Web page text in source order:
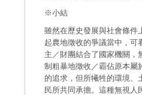
※小結
雖然在歷史發展與社會條件
起農地徵收的爭議當中，可
主／財團結合了國家機關，
制粗暴地徵收／霸佔原本屬
的追求，但所犧牲的環境、
民所共同承擔。這種無視